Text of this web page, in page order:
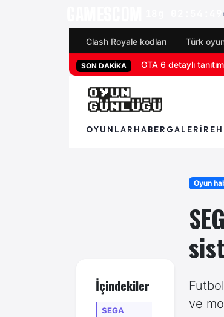
Clash Royale kodları Türk
SON DAKİKA San Diego Comic-
OYUNLAR HABER GALERI
İçindekiler
SEGA
Oyun
ve